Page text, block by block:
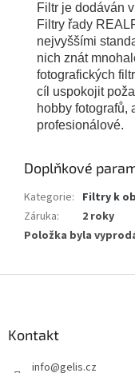
Filtr je dodáván
Filtry řady
nejvyššími
nich znát
fotografických
cíl uspokojit
hobby fotografů,
profesionálové.
Doplňkové
Kategorie: Filtry k
Záruka:
2 roky
Položka byla
Kontakt
info@gelis.cz